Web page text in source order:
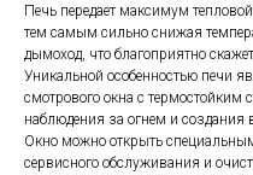
Печь передает максимум
тем самым сильно снижая
дымоход, что благоприятно
Уникальной особенностью печи
смотрового окна с термостойким
наблюдения за огнем и
Окно можно открыть
сервисного обслуживания и